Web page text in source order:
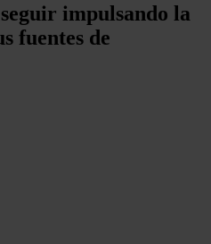
impulsando la
fuentes de